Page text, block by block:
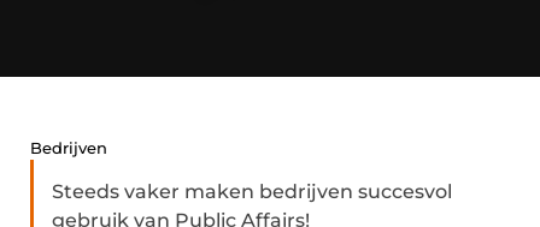
Bedrijven
Steeds vaker maken bedrijven succesvol
gebruik van Public Affairs!